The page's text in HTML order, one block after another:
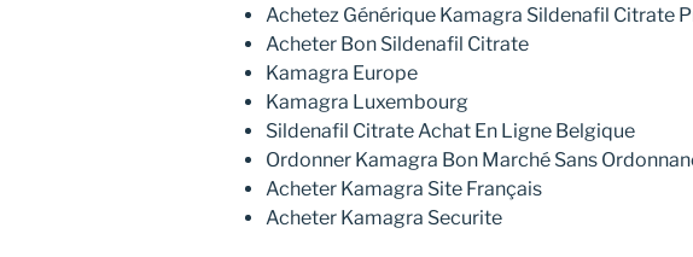
Achetez Générique Kamagra Sildenafil Citrate
Acheter Bon Sildenafil Citrate
Kamagra Europe
Kamagra Luxembourg
Sildenafil Citrate Achat En Ligne Belgique
Ordonner Kamagra Bon Marché Sans
Acheter Kamagra Site Français
Acheter Kamagra Securite